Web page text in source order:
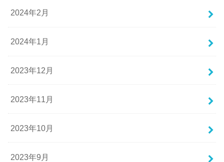
2024年2月
2024年1月
2023年12月
2023年11月
2023年10月
2023年9月